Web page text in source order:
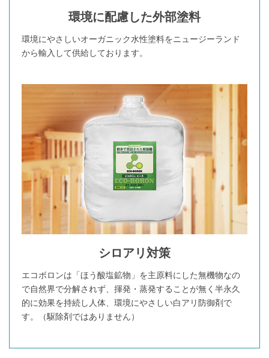
環境に配慮した外部塗料
環境にやさしいオーガニック水性塗料をニュージーランド
から輸入して供給しております。
シロアリ対策
エコボロンは「ほう酸塩鉱物」を主原料にした無機物なの
で自然界で分解されず、揮発・蒸発することが無く半永久
的に効果を持続し人体、環境にやさしい白アリ防御剤で
す。（駆除剤ではありません）